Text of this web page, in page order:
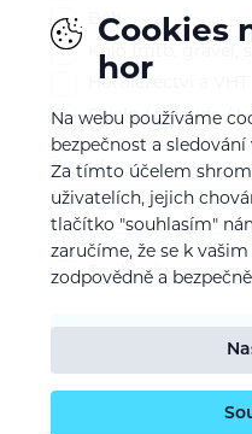
Běh
Kolo (mtb, gravel,
Horolezectví a VHT
Skialp / freeride /
E-mail
Souhlasím se
Cookies
hor
Na webu používáme
bezpečnost a
Za tímto účelem
uživatelích, jejich
tlačítko "souhlasím"
zaručíme, že se k
zodpovědně a